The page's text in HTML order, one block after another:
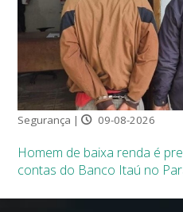
Segurança | 09-08-2026
Homem de baixa renda é
contas do Banco Itaú no